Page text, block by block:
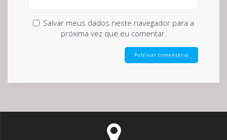
Salvar meus dados neste navegador para a
próxima vez que eu comentar.